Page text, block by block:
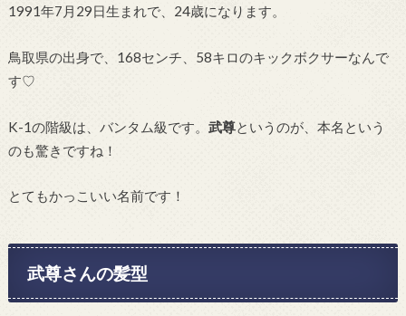
1991年7月29日生まれで、24歳になります。
鳥取県の出身で、168センチ、58キロのキックボクサーなんで
す♡
K-1の階級は、バンタム級です。 武尊というのが、本名という
のも驚きですね！
とてもかっこいい名前です！
武尊さんの髪型